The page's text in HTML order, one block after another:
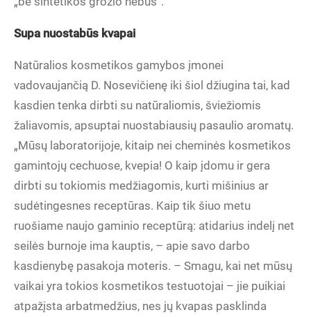
Supa nuostabūs kvapai
Natūralios kosmetikos gamybos įmonei
vadovaujančią D. Nosevičienę iki šiol džiugina tai, kad
kasdien tenka dirbti su natūraliomis, šviežiomis
žaliavomis, apsuptai nuostabiausių pasaulio aromatų.
„Mūsų laboratorijoje, kitaip nei cheminės kosmetikos
gamintojų cechuose, kvepia! O kaip įdomu ir gera
dirbti su tokiomis medžiagomis, kurti mišinius ar
sudėtingesnes receptūras. Kaip tik šiuo metu
ruošiame naujo gaminio receptūrą: atidarius indelį net
seilės burnoje ima kauptis, – apie savo darbo
kasdienybę pasakoja moteris. – Smagu, kai net mūsų
vaikai yra tokios kosmetikos testuotojai – jie puikiai
atpažįsta arbatmedžius, nes jų kvapas pasklinda